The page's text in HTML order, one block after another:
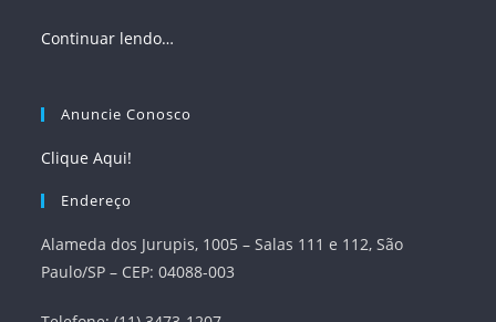
Continuar lendo…
Anuncie Conosco
Clique Aqui!
Endereço
Alameda dos Jurupis, 1005 – Salas 111 e 112, São
Paulo/SP – CEP: 04088-003